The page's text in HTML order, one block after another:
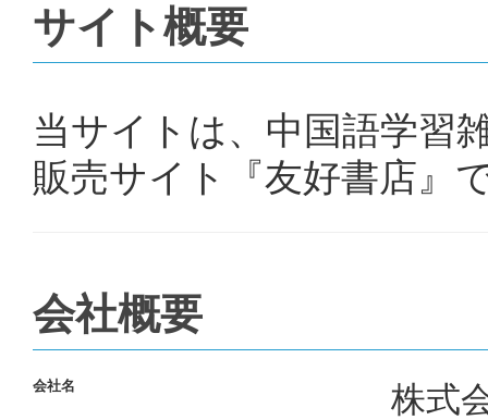
サイト概要
当サイトは、中国語学習
販売サイト『友好書店』
会社概要
会社名 株式